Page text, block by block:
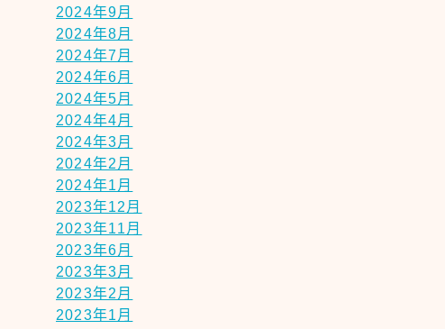
2024年9月
2024年8月
2024年7月
2024年6月
2024年5月
2024年4月
2024年3月
2024年2月
2024年1月
2023年12月
2023年11月
2023年6月
2023年3月
2023年2月
2023年1月